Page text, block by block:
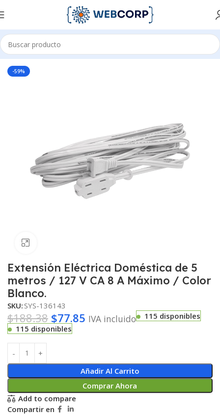
ACCESORIOS PARA OFICINA ENERGIA EXTENSION ELECTRICA
-59%
Extensión Eléctrica Doméstica de 5
metros / 127 V CA 8 A Máximo / Color
Blanco.
SKU:SYS-136143
$188.38 $77.85 IVA incluido
115 disponibles
115 disponibles
Añadir Al Carrito
Comprar Ahora
Add to compare
Compartir en